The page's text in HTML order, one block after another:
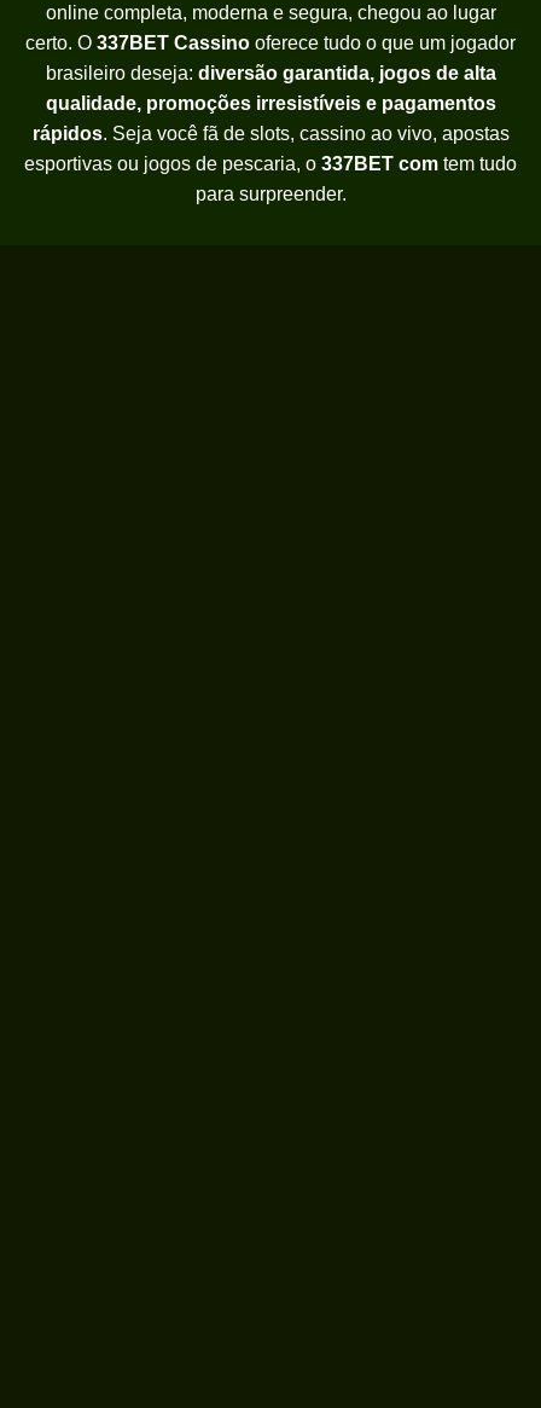
online completa, moderna e segura, chegou ao lugar
certo. O 337BET Cassino oferece tudo o que um jogador
brasileiro deseja: diversão garantida, jogos de alta
qualidade, promoções irresistíveis e pagamentos
rápidos. Seja você fã de slots, cassino ao vivo, apostas
esportivas ou jogos de pescaria, o 337BET com tem tudo
para surpreender.